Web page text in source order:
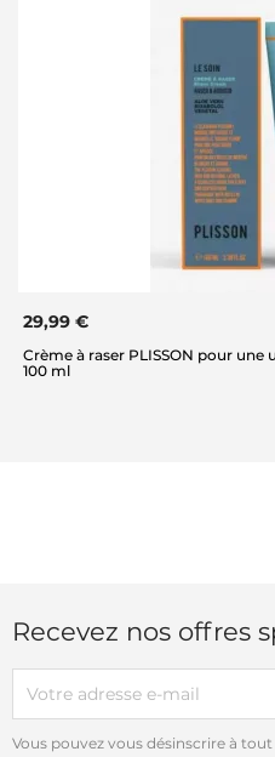
29,99 €
Crème à raser PLISSON pour une
100 ml
Recevez nos offres
Vous pouvez vous désinscrire à